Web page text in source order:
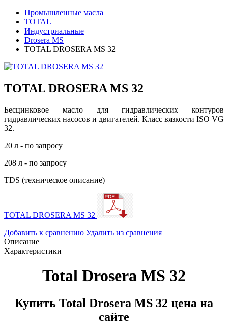
Промышленные масла
TOTAL
Индустриальные
Drosera MS
TOTAL DROSERA MS 32
TOTAL DROSERA MS 32
Бесцинковое масло для гидравлических контуров
гидравлических насосов и двигателей. Класс вязкости ISO VG
32.
20 л - по запросу
208 л - по запросу
TDS (техническое описание)
TOTAL DROSERA MS 32
Добавить к сравнению Удалить из сравнения
Описание
Характеристики
Total Drosera MS 32
Купить Total Drosera MS 32 цена на
сайте